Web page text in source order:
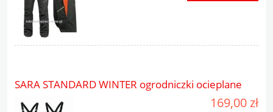
SARA STANDARD WINTER ogrodniczki ocieplane
169,00 zł